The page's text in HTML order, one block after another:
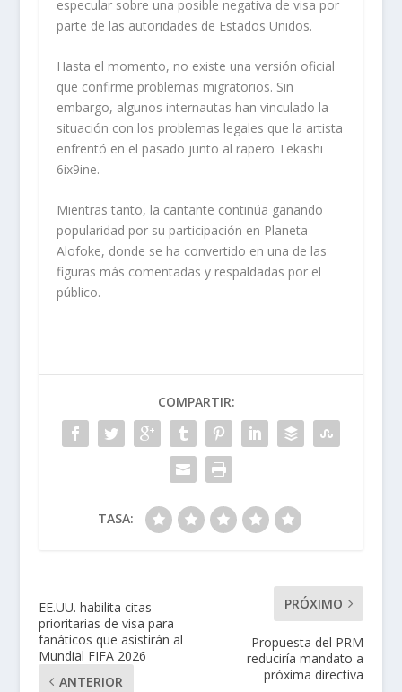
especular sobre una posible negativa de visa por
parte de las autoridades de Estados Unidos.
Hasta el momento, no existe una versión oficial
que confirme problemas migratorios. Sin
embargo, algunos internautas han vinculado la
situación con los problemas legales que la artista
enfrentó en el pasado junto al rapero Tekashi
6ix9ine.
Mientras tanto, la cantante continúa ganando
popularidad por su participación en Planeta
Alofoke, donde se ha convertido en una de las
figuras más comentadas y respaldadas por el
público.
COMPARTIR:
TASA:
EE.UU. habilita citas
prioritarias de visa para
fanáticos que asistirán al
Mundial FIFA 2026
ANTERIOR
PRÓXIMO
Propuesta del PRM
reduciría mandato a
próxima directiva